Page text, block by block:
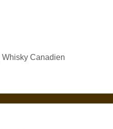
Whisky Canadien